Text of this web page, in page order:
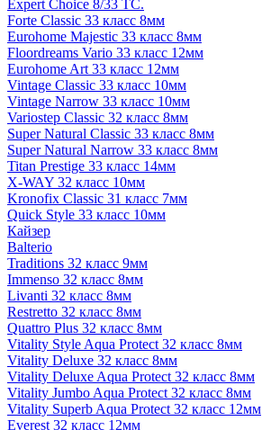
Expert Choice 8/33 TC.
Forte Classic 33 класс 8мм
Eurohome Majestic 33 класс 8мм
Floordreams Vario 33 класс 12мм
Eurohome Art 33 класс 12мм
Vintage Classic 33 класс 10мм
Vintage Narrow 33 класс 10мм
Variostep Classic 32 класс 8мм
Super Natural Classic 33 класс 8мм
Super Natural Narrow 33 класс 8мм
Titan Prestige 33 класс 14мм
X-WAY 32 класс 10мм
Kronofix Classic 31 класс 7мм
Quick Style 33 класс 10мм
Кайзер
Balterio
Traditions 32 класс 9мм
Immenso 32 класс 8мм
Livanti 32 класс 8мм
Restretto 32 класс 8мм
Quattro Plus 32 класс 8мм
Vitality Style Aqua Protect 32 класс 8мм
Vitality Deluxe 32 класс 8мм
Vitality Deluxe Aqua Protect 32 класс 8мм
Vitality Jumbo Aqua Protect 32 класс 8мм
Vitality Superb Aqua Protect 32 класс 12мм
Everest 32 класс 12мм